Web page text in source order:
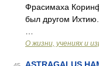
Фрасимаха
был другом
О жизни, учениях и